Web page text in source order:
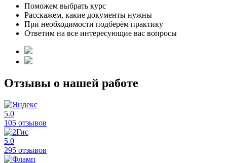
Поможем выбрать курс
Расскажем, какие документы нужны
При необходимости подберём практику
Ответим на все интересующие вас вопросы
Отзывы о нашей работе
5.0
105 отзывов
5.0
295 отзывов